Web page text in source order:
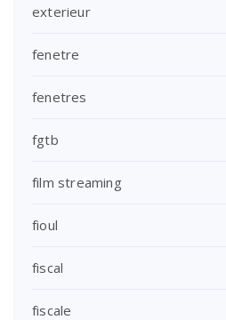
exterieur
fenetre
fenetres
fgtb
film streaming
fioul
fiscal
fiscale